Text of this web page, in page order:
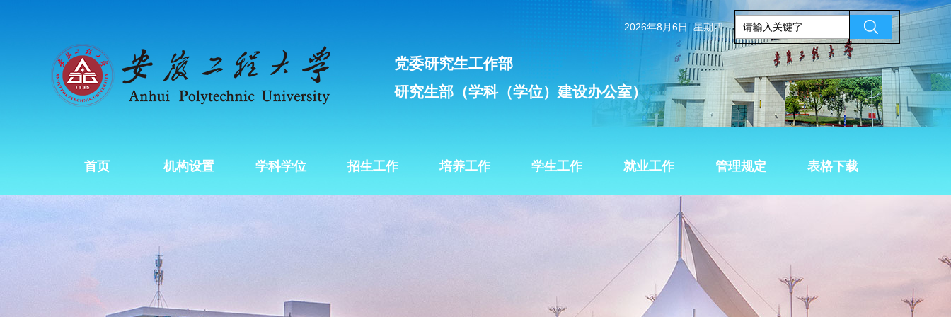
2026年8月6日 星期四
党委研究生工作部
研究生部（学科（学位）建设办公室）
首页 机构设置 学科学位 招生工作 培养工作 学生工作 就业工作 管理规定 表格下载